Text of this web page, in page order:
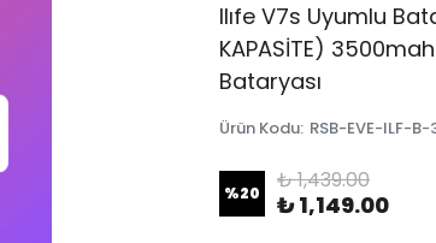
Ilıfe V7s Uyumlu
KAPASİTE)
Bataryası
Ürün Kodu: RSB-EVE-ILF-
%20 ₺ 1,439.00
₺ 1,149.00